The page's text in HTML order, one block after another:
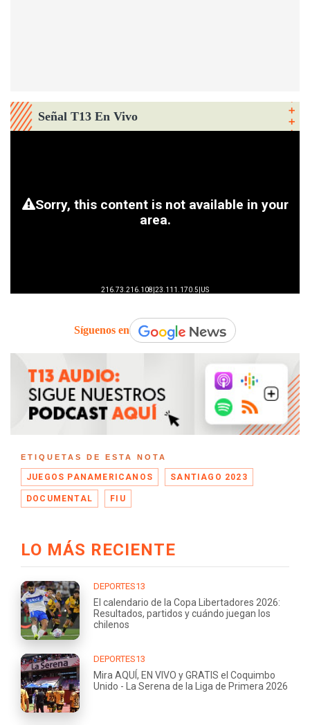
Señal T13 En Vivo
Síguenos en
ETIQUETAS DE ESTA NOTA
JUEGOS PANAMERICANOS SANTIAGO 2023
DOCUMENTAL FIU
LO MÁS RECIENTE
DEPORTES13
El calendario de la Copa Libertadores 2026:
Resultados, partidos y cuándo juegan los
chilenos
DEPORTES13
Mira AQUÍ, EN VIVO y GRATIS el Coquimbo
Unido - La Serena de la Liga de Primera 2026